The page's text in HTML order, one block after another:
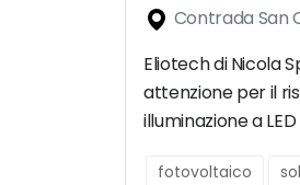
Contrada San
Eliotech di Nicola
attenzione per il
illuminazione a
fotovoltaico